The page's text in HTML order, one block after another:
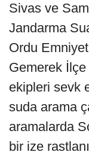
Sivas ve
Jandarma
Ordu
Gemerek İlçe
ekipleri sevk
suda arama
aramalarda
bir ize